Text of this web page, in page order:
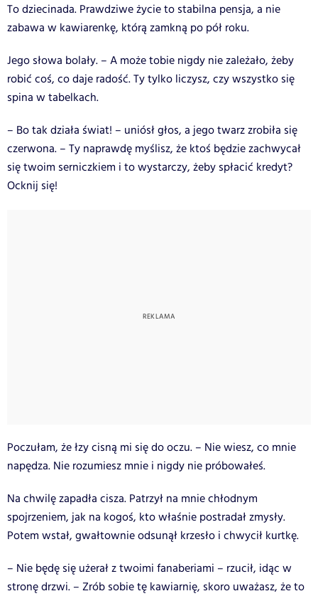
To dziecinada. Prawdziwe życie to stabilna pensja, a nie
zabawa w kawiarenkę, którą zamkną po pół roku.
Jego słowa bolały. – A może tobie nigdy nie zależało, żeby
robić coś, co daje radość. Ty tylko liczysz, czy wszystko się
spina w tabelkach.
– Bo tak działa świat! – uniósł głos, a jego twarz zrobiła się
czerwona. – Ty naprawdę myślisz, że ktoś będzie zachwycał
się twoim serniczkiem i to wystarczy, żeby spłacić kredyt?
Ocknij się!
Poczułam, że łzy cisną mi się do oczu. – Nie wiesz, co mnie
napędza. Nie rozumiesz mnie i nigdy nie próbowałeś.
Na chwilę zapadła cisza. Patrzył na mnie chłodnym
spojrzeniem, jak na kogoś, kto właśnie postradał zmysły.
Potem wstał, gwałtownie odsunął krzesło i chwycił kurtkę.
– Nie będę się użerał z twoimi fanaberiami – rzucił, idąc w
stronę drzwi. – Zrób sobie tę kawiarnię, skoro uważasz, że to